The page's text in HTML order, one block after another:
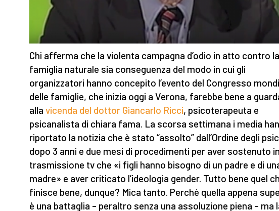
Chi afferma che la violenta campagna d’odio in atto contro la
famiglia naturale sia conseguenza del modo in cui gli
organizzatori hanno concepito l’evento del Congresso
delle famiglie, che inizia oggi a Verona, farebbe bene a
alla vicenda del dottor Giancarlo Ricci, psicoterapeuta e
psicanalista di chiara fama. La scorsa settimana i media
riportato la notizia che è stato “assolto” dall’Ordine degli
dopo 3 anni e due mesi di procedimenti per aver sostenuto
trasmissione tv che «i figli hanno bisogno di un padre e di
madre» e aver criticato l’ideologia gender. Tutto bene quel
finisce bene, dunque? Mica tanto. Perché quella appena
è una battaglia – peraltro senza una assoluzione piena – ma